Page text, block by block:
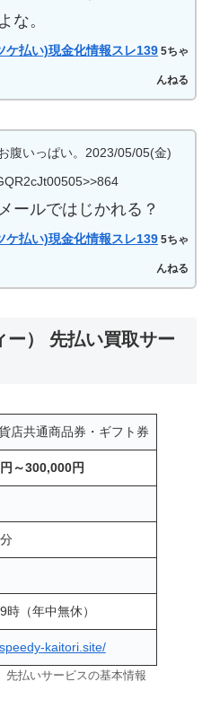
な。
ケ払い)現金化情報スレ139 5ちゃ
んねる
腹いっぱい。2023/05/05(金)
ールではじかれる？
ケ払い)現金化情報スレ139 5ちゃ
んねる
） 先払い買取サー
店共通商品券・ギフト券
～300,000円
時（年中無休）
kaitori.site/
先払いサービスの基本情報